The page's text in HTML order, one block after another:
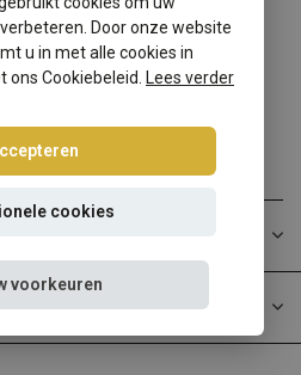
Door onze website
u in met alle cookies in
Cookiebeleid.
Lees verder
cookies
voorkeuren